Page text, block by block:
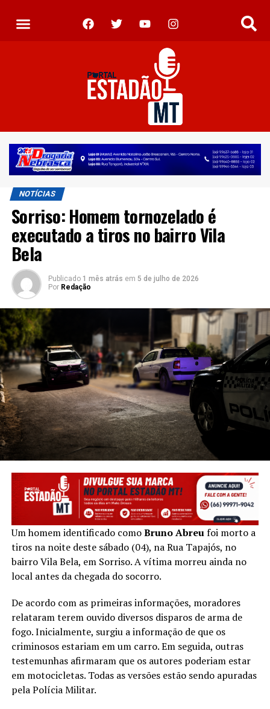
NOTÍCIAS
Sorriso: Homem tornozelado é
executado a tiros no bairro Vila
Bela
Publicado 1 mês atrás em 5 de julho de 2026
Por Redação
Um homem identificado comoBruno Abreufoi morto a
tiros na noite deste sábado (04), na Rua Tapajós, no
bairro Vila Bela, em Sorriso. A vítima morreu ainda no
local antes da chegada do socorro.
De acordo com as primeiras informações, moradores
relataram terem ouvido diversos disparos de arma de
fogo. Inicialmente, surgiu a informação de que os
criminosos estariam em um carro. Em seguida, outras
testemunhas afirmaram que os autores poderiam estar
em motocicletas. Todas as versões estão sendo apuradas
pela Polícia Militar.